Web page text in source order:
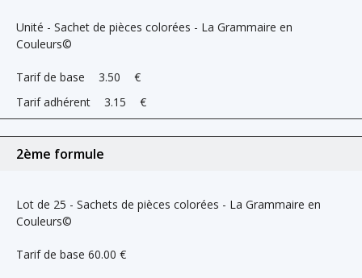
Unité - Sachet de pièces colorées - La Grammaire en
Couleurs©
Tarif de base 3.50
€
Tarif adhérent
3.15 €
2ème formule
Lot de 25 - Sachets de pièces colorées - La Grammaire en
Couleurs©
Tarif de base 60.00 €